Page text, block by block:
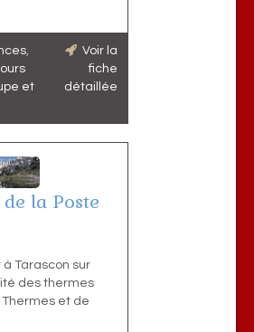
,
et
Voir la
fiche
détaillée
la Poste
Tarascon sur
des thermes
Thermes et de